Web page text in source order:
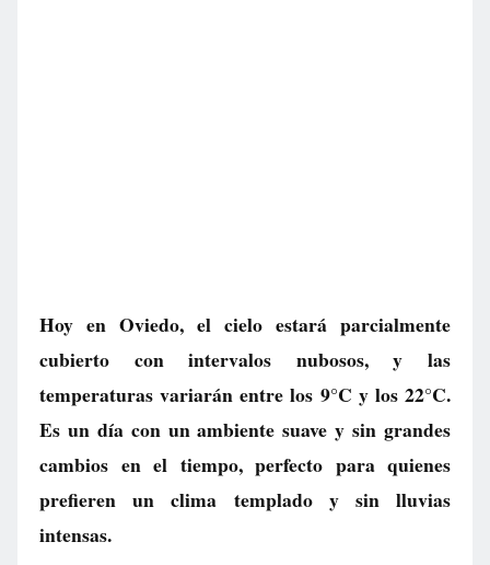
Hoy en Oviedo, el cielo estará parcialmente
cubierto con intervalos nubosos, y las
temperaturas variarán entre los 9°C y los 22°C.
Es un día con un ambiente suave y sin grandes
cambios en el tiempo, perfecto para quienes
prefieren un clima templado y sin lluvias
intensas.